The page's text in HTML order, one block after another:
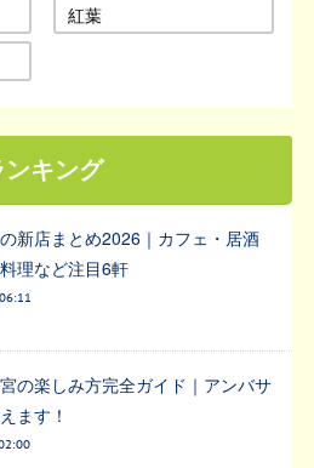
紅葉
ンキング
新店まとめ2026｜カフェ・居酒
理など注目6軒
の楽しみ方完全ガイド｜アンバサ
ます！